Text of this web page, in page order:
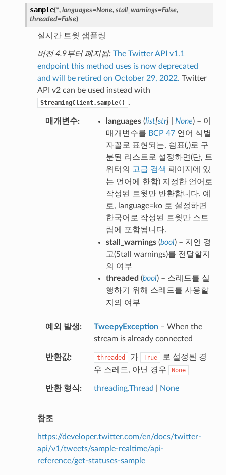
sample(*, languages=None, stall_warnings=False,
threaded=False)
실시간 트윗 샘플링
버전 4.9부터 폐지됨: The Twitter API v1.1
endpoint this method uses is now deprecated
and will be retired on October 29, 2022. Twitter
API v2 can be used instead with
StreamingClient.sample() .
매개변수 languages(list[str] None) – 이
매개변수를 BCP 47언어 식별
자꼴로 표현되는, 쉼표(,)로 구
분된 리스트로 설정하면(단, 트
위터의
고급 검색 페이지에 있
는 언어에 한함) 지정한 언어로
작성된 트윗만 반환합니다. 예
로, language=ko 로 설정하면
한국어로 작성된 트윗만 스트
림에 포함됩니다.
stall_warnings(bool) – 지연 경
고(Stall warnings)를 전달할지
의 여부
threaded (bool) – 스레드를 실
행하기 위해 스레드를 사용할
지의 여부
예외 발생 TweepyException– When the
stream is already connected
반환값 threaded 가 True
로 설정된 경
우 스레드, 아닌 경우
None
반환 형식 threading.Thread None
참조
https://developer.twitter.com/en/docs/twitter-
api/v1/tweets/sample-realtime/api-
reference/get-statuses-sample